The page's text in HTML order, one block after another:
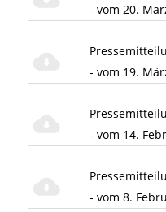
- vom 20.
- vom 19.
- vom 14.
- vom 8.